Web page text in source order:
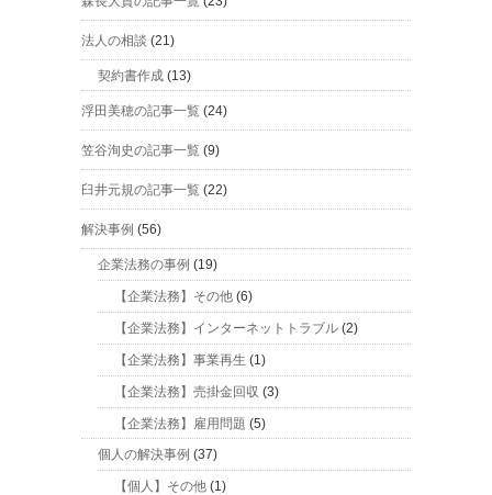
法人の相談 (21)
契約書作成 (13)
浮田美穂の記事一覧 (24)
笠谷洵史の記事一覧 (9)
臼井元規の記事一覧 (22)
解決事例 (56)
企業法務の事例 (19)
【企業法務】その他 (6)
【企業法務】インターネットトラブル (2)
【企業法務】事業再生 (1)
【企業法務】売掛金回収 (3)
【企業法務】雇用問題 (5)
個人の解決事例 (37)
【個人】その他 (1)